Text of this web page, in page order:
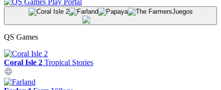
Juegos
QS Games
Coral Isle 2 Tropical Stories